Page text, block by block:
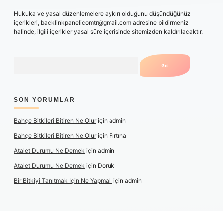
Hukuka ve yasal düzenlemelere aykırı olduğunu düşündüğünüz
içerikleri, backlinkpanelicomtr@gmail.com adresine bildirmeniz
halinde, ilgili içerikler yasal süre içerisinde sitemizden kaldırılacaktır.
SON YORUMLAR
Bahçe Bitkileri Bitiren Ne Oluriçin admin
Bahçe Bitkileri Bitiren Ne Oluriçin Fırtına
Atalet Durumu Ne Demek için admin
Atalet Durumu Ne Demek için Doruk
Bir Bitkiyi Tanıtmak Için Ne Yapmalı için admin